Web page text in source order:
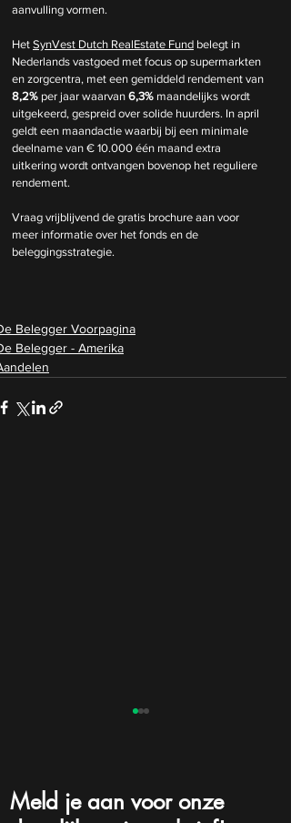
aanvulling vormen.
Het SynVest Dutch RealEstate Fund belegt in
Nederlands vastgoed met focus op supermarkten
en zorgcentra, met een gemiddeld rendement van
8,2% per jaar waarvan 6,3% maandelijks wordt
uitgekeerd, gespreid over solide huurders. In april
geldt een maandactie waarbij bij een minimale
deelname van € 10.000 één maand extra
uitkering wordt ontvangen bovenop het reguliere
rendement.
Vraag vrijblijvend de gratis brochure aan voor
meer informatie over het fonds en de
beleggingsstrategie.
Belegger Voorpagina
Belegger - Amerika
Meld je aan voor onze